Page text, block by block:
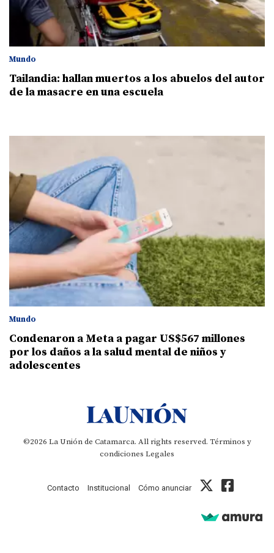
Mundo
Tailandia: hallan muertos a los abuelos del autor
de la masacre en una escuela
Mundo
Condenaron a Meta a pagar US$567 millones
por los daños a la salud mental de niños y
adolescentes
©2026 La Unión de Catamarca. All rights reserved. Términos y
condiciones Legales
Contacto Institucional Cómo anunciar